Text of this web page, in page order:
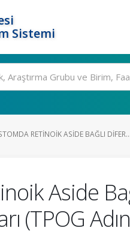
Sistemi
RETINOIK ASIDE BAĞLI DIFER...
Aside
(TPOG